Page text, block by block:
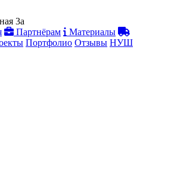
3а
Партнёрам
Материалы
Портфолио Отзывы НУШ